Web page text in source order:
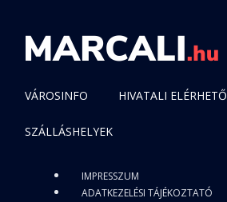
VÁROSINFO HIVATALI
SZÁLLÁSHELYEK
IMPRESSZUM
ADATKEZELÉSI TÁJÉKOZTATÓ